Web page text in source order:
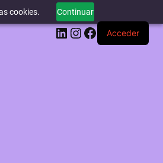
cookies. Continuar
LinkedIn
Instagram
Facebook
Acceder